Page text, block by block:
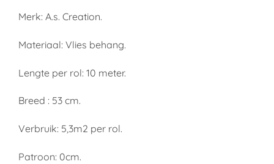
Merk: A.s. Creation.
Materiaal: Vlies behang.
Lengte per rol: 10 meter.
Breed : 53 cm.
Verbruik: 5,3m2 per rol.
Patroon: 0cm.